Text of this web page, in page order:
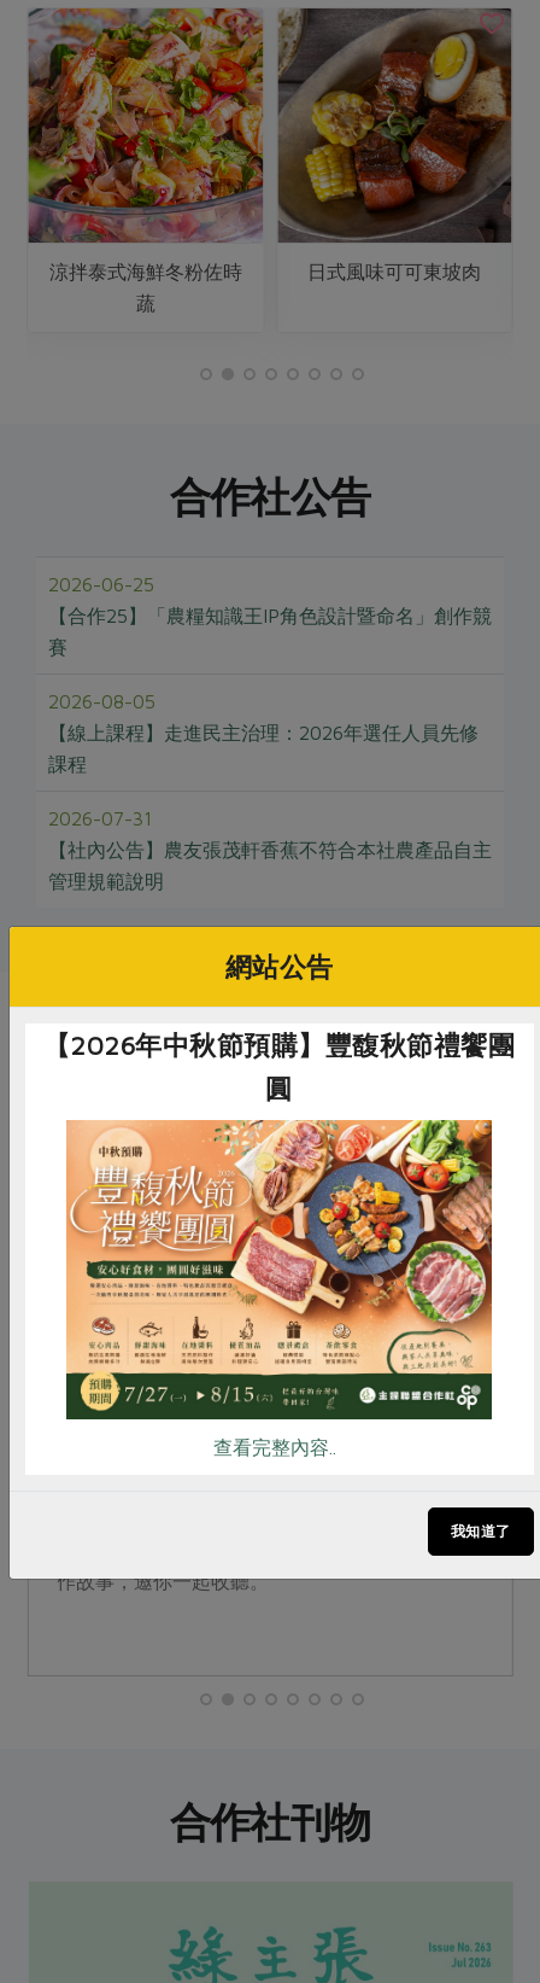
涼拌泰式海鮮冬粉佐時
蔬
日式風味可可東坡肉
合作社公告
2026-06-25
【合作25】「農糧知識王IP角色設計暨命名」創作競
賽
2026-08-05
【線上課程】走進民主治理：2026年選任人員先修
課程
2026-07-31
【社內公告】農友張茂軒香蕉不符合本社農產品自主
管理規範說明
推薦閱讀
2026-03-02 一籃菜真心話
【一籃菜．真心話】第13季：3/2上線囉！
【一籃菜．真心話】第13季於3/2(一)正式開播！
每週一下午5點鎖定合作社PODCAST頻道，精彩合
作故事，邀你一起收聽。
合作社刊物
惜食 RPET 食譜 減硝酸鹽
雞蛋 食安 共同購買
網站公告
【2026年中秋節預購】豐馥秋節禮饗團
圓
查看完整內容..
我知道了